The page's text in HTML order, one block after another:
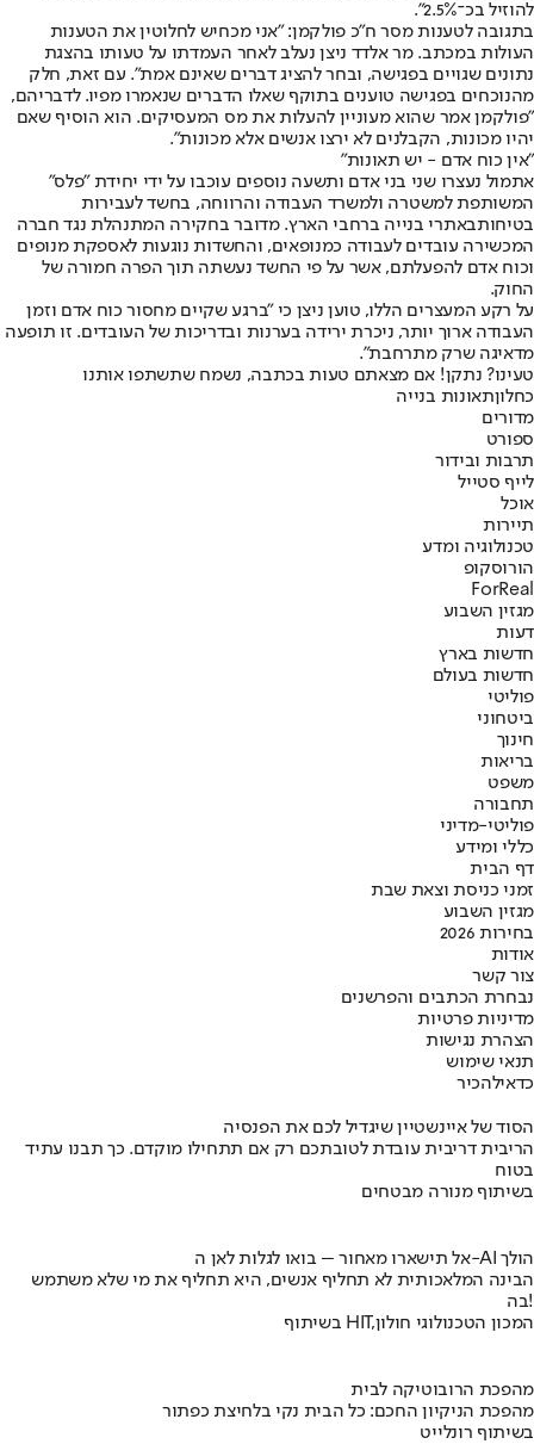
להוזיל בכ־2.5%".
בתגובה לטענות מסר ח"כ פולקמן: "אני מכחיש לחלוטין את הטענות
העולות במכתב. מר אלדד ניצן נעלב לאחר העמדתו על טעותו בהצגת
נתונים שגויים בפגישה, ובחר להציג דברים שאינם אמת". עם זאת, חלק
מהנוכחים בפגישה טוענים בתוקף שאלו הדברים שנאמרו מפיו. לדבריהם,
"פולקמן אמר שהוא מעוניין להעלות את מס המעסיקים. הוא הוסיף שאם
יהיו מכונות, הקבלנים לא ירצו אנשים אלא מכונות".
"אין כוח אדם - יש תאונות"
אתמול נעצרו שני בני אדם ותשעה נוספים עוכבו על ידי יחידת "פלס"
המשותפת למשטרה ולמשרד העבודה והרווחה, בחשד לעבירות
בטיחותבאתרי בנייה ברחבי הארץ. מדובר בחקירה המתנהלת נגד חברה
המכשירה עובדים לעבודה כמנופאים, והחשדות נוגעות לאספקת מנופים
וכוח אדם להפעלתם, אשר על פי החשד נעשתה תוך הפרה חמורה של
החוק.
על רקע המעצרים הללו, טוען ניצן כי "ברגע שקיים מחסור כוח אדם וזמן
העבודה ארוך יותר, ניכרת ירידה בערנות ובדריכות של העובדים. זו תופעה
מדאיגה שרק מתרחבת".
טעינו? נתקן! אם מצאתם טעות בכתבה, נשמח שתשתפו אותנו
כחלוןתאונות בנייה
מדורים
ספורט
תרבות ובידור
לייף סטייל
אוכל
תיירות
טכנולוגיה ומדע
הורוסקופ
ForReal
מגזין השבוע
דעות
חדשות בארץ
חדשות בעולם
פוליטי
ביטחוני
חינוך
בריאות
משפט
תחבורה
פוליטי-מדיני
כללי ומידע
דף הבית
זמני כניסת וצאת שבת
מגזין השבוע
בחירות 2026
אודות
צור קשר
נבחרת הכתבים והפרשנים
מדיניות פרטיות
הצהרת נגישות
תנאי שימוש
כדאילהכיר
הסוד של איינשטיין שיגדיל לכם את הפנסיה
הריבית דריבית עובדת לטובתכם רק אם תתחילו מוקדם. כך תבנו עתיד
בטוח
בשיתוף מנורה מבטחים
אל תישארו מאחור – בואו לגלות לאן ה-AI הולך
הבינה המלאכותית לא תחליף אנשים, היא תחליף את מי שלא משתמש
בה!
בשיתוף HIT,המכון הטכנולוגי חולון
מהפכת הרובוטיקה לבית
מהפכת הניקיון החכם: כל הבית נקי בלחיצת כפתור
בשיתוף רונלייט